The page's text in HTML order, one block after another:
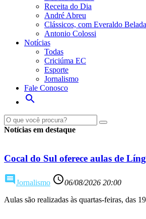
Receita do Dia
André Abreu
Clássicos, com Everaldo Belada
Antonio Colossi
Notícias
Todas
Criciúma EC
Esporte
Jornalismo
Fale Conosco
search
Notícias em destaque
Cocal do Sul oferece aulas de
comment Jornalismo access_time06/08/2026 20:00
Aulas são realizadas às quartas-feiras, das